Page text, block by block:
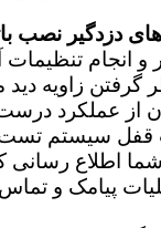
دزدگیر نصب
و انجام تنظیمات
گرفتن زاویه
از عملکرد
قفل سیستم تست
شما اطلاع رسانی
پیامک و